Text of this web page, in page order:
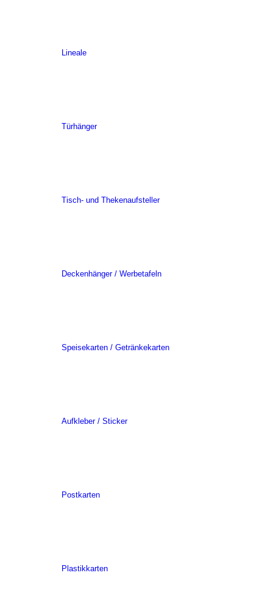
Lineale
Türhänger
Tisch- und Thekenaufsteller
Deckenhänger / Werbetafeln
Speisekarten / Getränkekarten
Aufkleber / Sticker
Postkarten
Plastikkarten